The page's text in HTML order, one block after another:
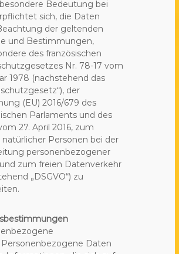
Bedeutung bei
sich, die Daten
der geltenden
und Bestimmungen,
des französischen
Nr. 78-17 vom
1978 (nachstehend das
der
(EU) 2016/679 des
Parlaments und des
27. April 2016, zum
natürlicher Personen bei der
personenbezogener
zum freien Datenverkehr
„DSGVO“) zu
Personenbezogene Daten